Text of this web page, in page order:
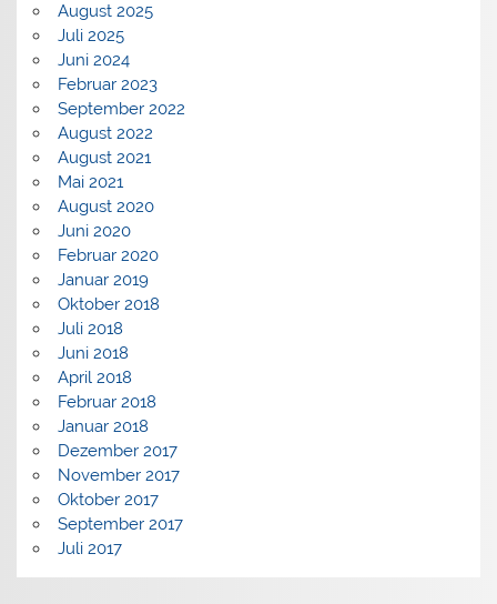
August 2025
Juli 2025
Juni 2024
Februar 2023
September 2022
August 2022
August 2021
Mai 2021
August 2020
Juni 2020
Februar 2020
Januar 2019
Oktober 2018
Juli 2018
Juni 2018
April 2018
Februar 2018
Januar 2018
Dezember 2017
November 2017
Oktober 2017
September 2017
Juli 2017